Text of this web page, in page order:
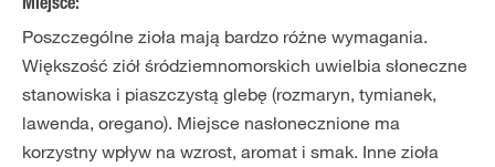
Miejsce:
Poszczególne zioła mają bardzo różne wymagania.
Większość ziół śródziemnomorskich uwielbia słoneczne
stanowiska i piaszczystą glebę (rozmaryn, tymianek,
lawenda, oregano). Miejsce nasłonecznione ma
korzystny wpływ na wzrost, aromat i smak. Inne zioła